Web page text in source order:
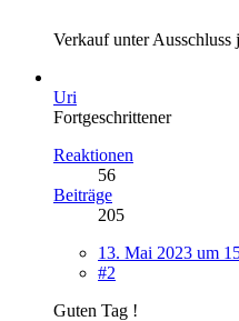
Verkauf unter
Uri
Fortgeschrittener
Reaktionen
56
Beiträge
205
13. Mai 2023 um
#2
Guten Tag !